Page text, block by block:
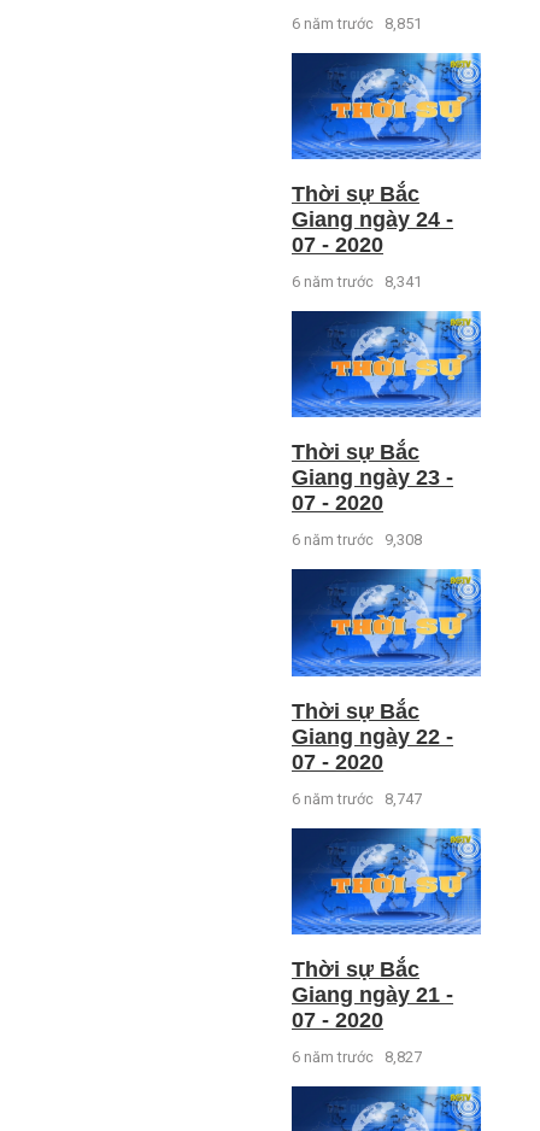
6 năm trước 8,851
Thời sự Bắc
Giang ngày 24 -
07 - 2020
6 năm trước 8,341
Thời sự Bắc
Giang ngày 23 -
07 - 2020
6 năm trước 9,308
Thời sự Bắc
Giang ngày 22 -
07 - 2020
6 năm trước 8,747
Thời sự Bắc
Giang ngày 21 -
07 - 2020
6 năm trước 8,827